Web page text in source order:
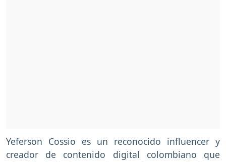
Yeferson Cossio es un reconocido influencer y
creador de contenido digital colombiano que